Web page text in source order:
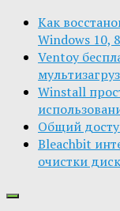
Как
Windows 10,
Ventoy
Winstall
Общий
Bleachbit
очистки